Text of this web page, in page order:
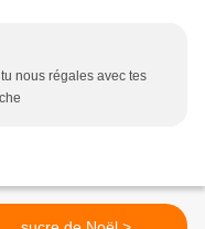
nous régales avec tes